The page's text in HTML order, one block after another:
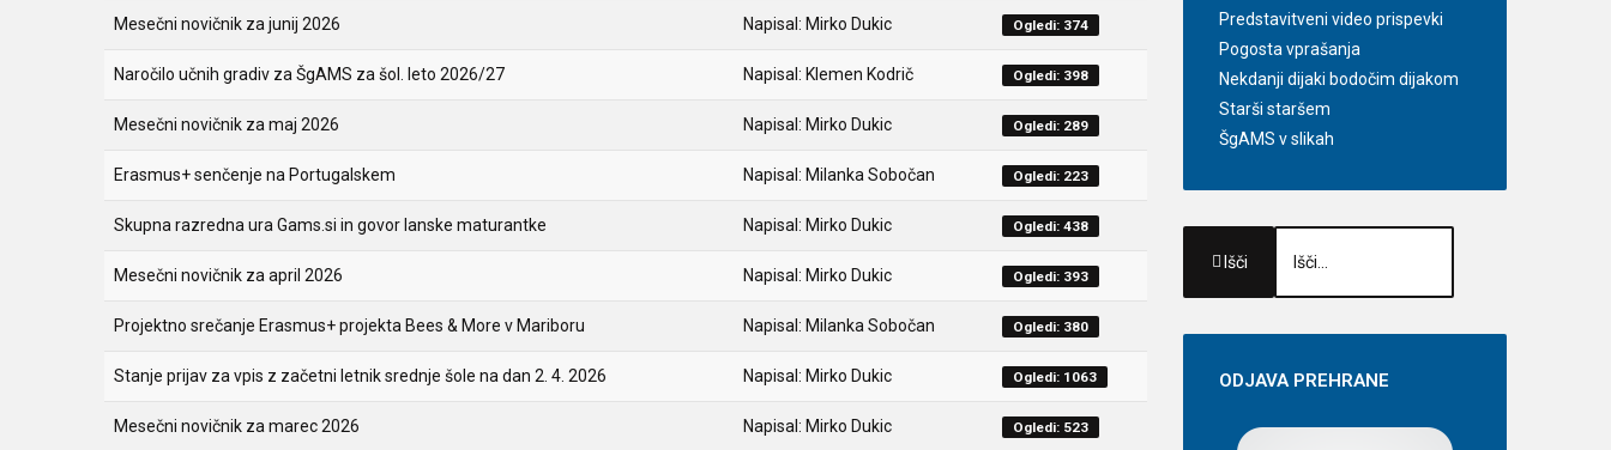
Mesečni novičnik za junij 2026 Napisal: Mirko Dukic Ogledi: 374
Naročilo učnih gradiv za ŠgAMS za šol. leto 2026/27 Napisal: Klemen Kodrič Ogledi: 398
Mesečni novičnik za maj 2026 Napisal: Mirko Dukic Ogledi: 289
Erasmus+ senčenje na Portugalskem Napisal: Milanka Sobočan Ogledi: 223
Skupna razredna ura Gams.si in govor lanske maturantke Napisal: Mirko Dukic Ogledi: 438
Mesečni novičnik za april 2026 Napisal: Mirko Dukic Ogledi: 393
Projektno srečanje Erasmus+ projekta Bees & More v Mariboru Napisal: Milanka Sobočan Ogledi: 380
Stanje prijav za vpis z začetni letnik srednje šole na dan 2. 4. 2026 Napisal: Mirko Dukic Ogledi: 1063
Mesečni novičnik za marec 2026 Napisal: Mirko Dukic Ogledi: 523
Predstavitveni video prispevki
Pogosta vprašanja
Nekdanji dijaki bodočim dijakom
Starši staršem
ŠgAMS v slikah
Išči
ODJAVAPREHRANE